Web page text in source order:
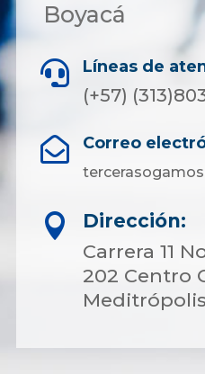
Boyacá
 Líneas de
(+57)
 Correo

Dirección:
Carrera 11
202 Centro